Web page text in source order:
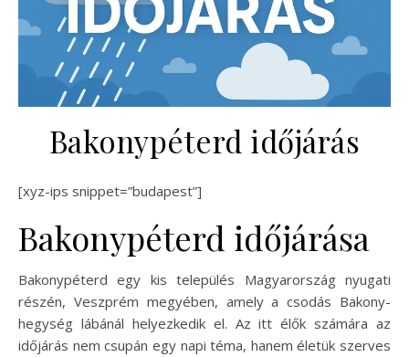
Bakonypéterd időjárás
[xyz-ips snippet=”budapest”]
Bakonypéterd időjárása
Bakonypéterd egy kis település Magyarország nyugati
részén, Veszprém megyében, amely a csodás Bakony-
hegység lábánál helyezkedik el. Az itt élők számára az
időjárás nem csupán egy napi téma, hanem életük szerves